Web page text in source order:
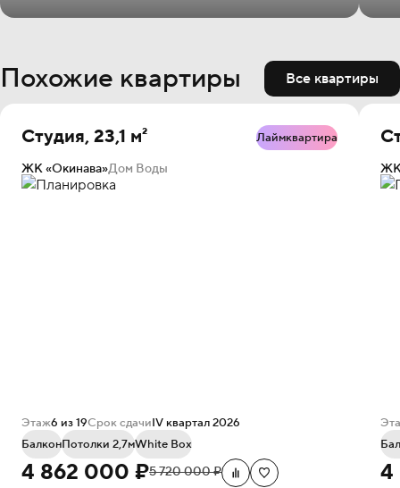
Похожие квартиры Все квартиры
Студия, 23,1 м² Лаймквартира
ЖК «Окинава»Дом Воды
Этаж6 из 19Срок сдачиIV квартал 2026
БалконПотолки 2,7мWhite Box
4 862 000 ₽5 720 000 ₽
ЖК
4